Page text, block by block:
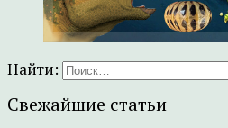
Найти:
Свежайшие статьи